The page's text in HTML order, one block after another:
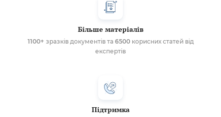
Більше матеріалів
1100+ зразків документів та 6500корисних статей від
експертів
Підтримка